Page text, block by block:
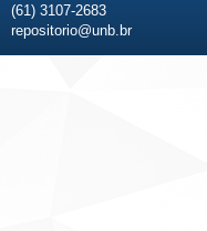
(61) 3107-2683
repositorio@unb.br